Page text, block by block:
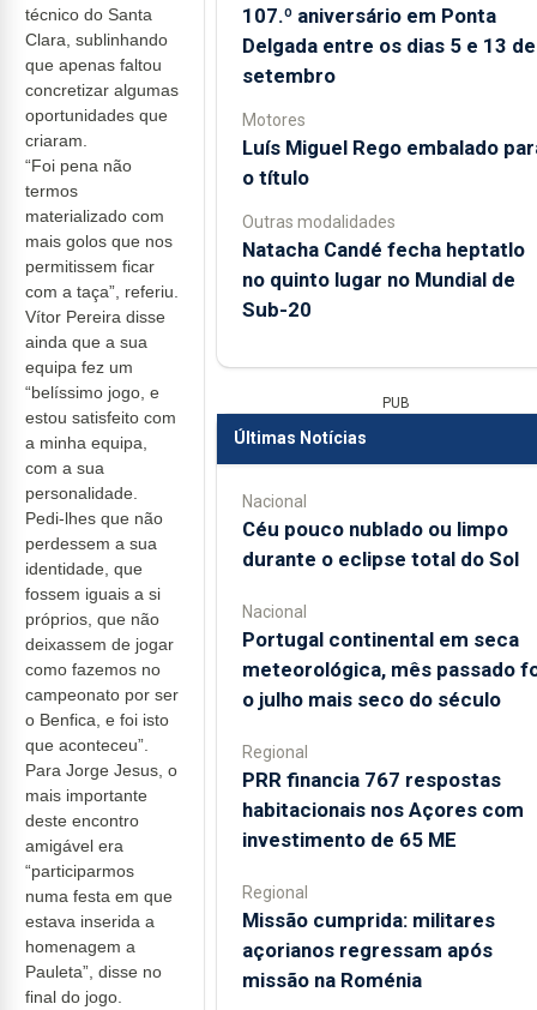
técnico do Santa
Clara, sublinhando
que apenas faltou
concretizar algumas
oportunidades que
criaram.
“Foi pena não
termos
materializado com
mais golos que nos
permitissem ficar
com a taça”, referiu.
Vítor Pereira disse
ainda que a sua
equipa fez um
“belíssimo jogo, e
estou satisfeito com
a minha equipa,
com a sua
personalidade.
Pedi-lhes que não
perdessem a sua
identidade, que
fossem iguais a si
próprios, que não
deixassem de jogar
como fazemos no
campeonato por ser
o Benfica, e foi isto
que aconteceu”.
Para Jorge Jesus, o
mais importante
deste encontro
amigável era
“participarmos
numa festa em que
estava inserida a
homenagem a
Pauleta”, disse no
final do jogo.
107.º aniversário em Ponta
Delgada entre os dias 5 e 13 de
setembro
Motores
Luís Miguel Rego embalado
o título
Outras modalidades
Natacha Candé fecha heptatlo
no quinto lugar no Mundial de
Sub-20
PUB
Últimas Notícias
Nacional
Céu pouco nublado ou limpo
durante o eclipse total do Sol
Nacional
Portugal continental em seca
meteorológica, mês passado
o julho mais seco do século
Regional
PRR financia 767 respostas
habitacionais nos Açores com
investimento de 65 ME
Regional
Missão cumprida: militares
açorianos regressam após
missão na Roménia